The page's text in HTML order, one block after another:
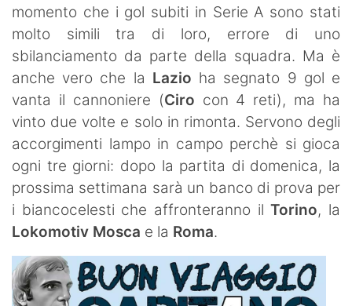
momento che i gol subiti in Serie A sono stati
molto simili tra di loro, errore di uno
sbilanciamento da parte della squadra. Ma è
anche vero che la Lazio ha segnato 9 gol e
vanta il cannoniere (Ciro con 4 reti), ma ha
vinto due volte e solo in rimonta. Servono degli
accorgimenti lampo in campo perchè si gioca
ogni tre giorni: dopo la partita di domenica, la
prossima settimana sarà un banco di prova per
i biancocelesti che affronteranno ilTorino, la
Lokomotiv Mosca e la Roma.